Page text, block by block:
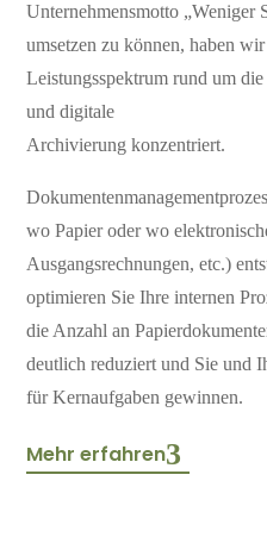
Unternehmensmotto „Weniger
umsetzen zu können, haben
Leistungsspektrum rund um
und digitale
Archivierung konzentriert.
wo Papier oder wo
Ausgangsrechnungen, etc.)
optimieren Sie Ihre internen
die Anzahl an
deutlich reduziert und Sie und
für Kernaufgaben gewinnen.
Mehr erfahren